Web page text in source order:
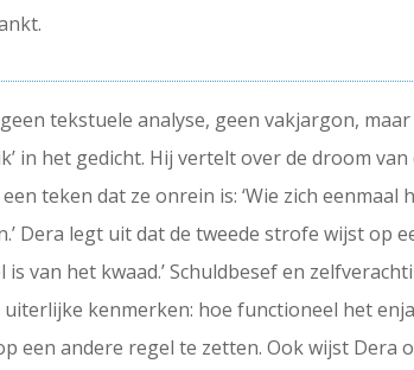
tekstuele analyse, geen vakjargon,
in het gedicht. Hij vertelt over de droom
teken dat ze onrein is: ‘Wie zich
Dera legt uit dat de tweede strofe wijst op
is van het kwaad.’ Schuldbesef en
kenmerken: hoe functioneel het
een andere regel te zetten. Ook wijst